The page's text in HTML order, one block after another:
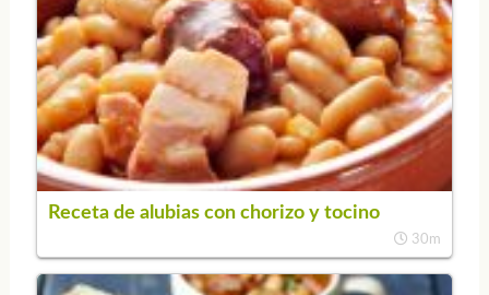
Receta de alubias con chorizo y tocino
30m